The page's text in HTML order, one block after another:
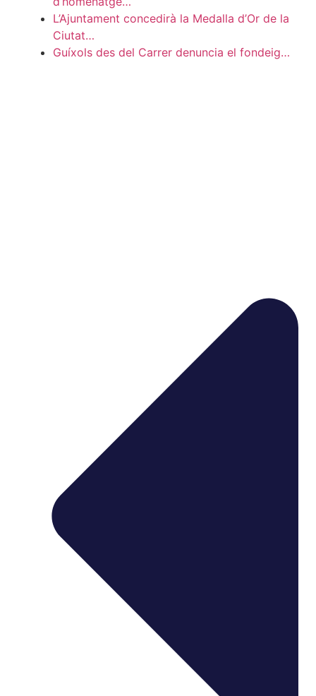
L’Ajuntament concedirà la Medalla d’Or de la
Ciutat…
Guíxols des del Carrer denuncia el fondeig…